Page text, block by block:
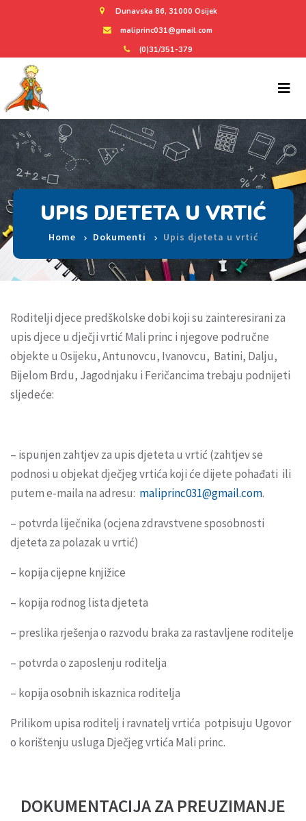
Dunavska 86, 31000 Osijek
maliprinc031@gmail.com
(0)31/351-379
UPIS DJETETA U VRTIĆ
Home Dokumenti Upis djeteta u vrtić
Roditelji djece predškolske dobi koji su zainteresirani za
upis djece u dječji vrtić Mali princ i njegove područne
objekte u Osijeku, Antunovcu, Ivanovcu, Batini, Dalju,
Bijelom Brdu, Jagodnjaku i Feričancima trebaju podnijeti
sljedeće:
– ispunjen zahtjev za upis djeteta u vrtić (zahtjev se
podnosi u objekat dječjeg vrtića koji će dijete pohađati ili
putem e-maila na adresu: maliprinc031@gmail.com.
– potvrda liječnika (ocjena zdravstvene sposobnosti
djeteta za polazak u vrtić)
– kopija cijepne knjižice
– kopija rodnog lista djeteta
– preslika rješenja o razvodu braka za rastavljene roditelje
– potvrda o zaposlenju roditelja
– kopija osobnih iskaznica roditelja
Prilikom upisa roditelj i ravnatelj vrtića potpisuju Ugovor
o korištenju usluga Dječjeg vrtića Mali princ.
DOKUMENTACIJA ZA PREUZIMANJE